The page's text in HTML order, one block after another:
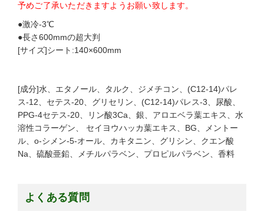
予めご了承いただきますようお願い致します。
●激冷-3℃
●長さ600mmの超大判
[サイズ]シート:140×600mm
[成分]水、エタノール、タルク、ジメチコン、(C12-14)パレ
ス-12、セテス-20、グリセリン、(C12-14)パレス-3、尿酸、
PPG-4セテス-20、リン酸3Ca、銀、アロエベラ葉エキス、水
溶性コラーゲン、 セイヨウハッカ葉エキス、BG、メントー
ル、o-シメン-5-オール、カキタニン、グリシン、クエン酸
Na、硫酸亜鉛、メチルパラベン、プロピルパラベン、香料
よくある質問